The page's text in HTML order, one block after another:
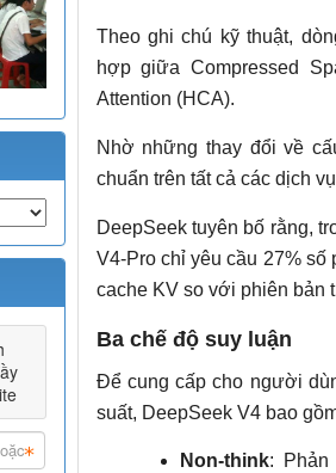
Theo ghi chú kỹ thuật,
hợp giữa Compressed
Attention (HCA).
Nhờ những thay đổi về
chuẩn trên tất cả các dịch
DeepSeek tuyên bố rằng,
V4-Pro chỉ yêu cầu 27%
cache KV so với phiên bản
Ba chế độ suy luận
Để cung cấp cho người
suất, DeepSeek V4 bao
Non-think: Phản